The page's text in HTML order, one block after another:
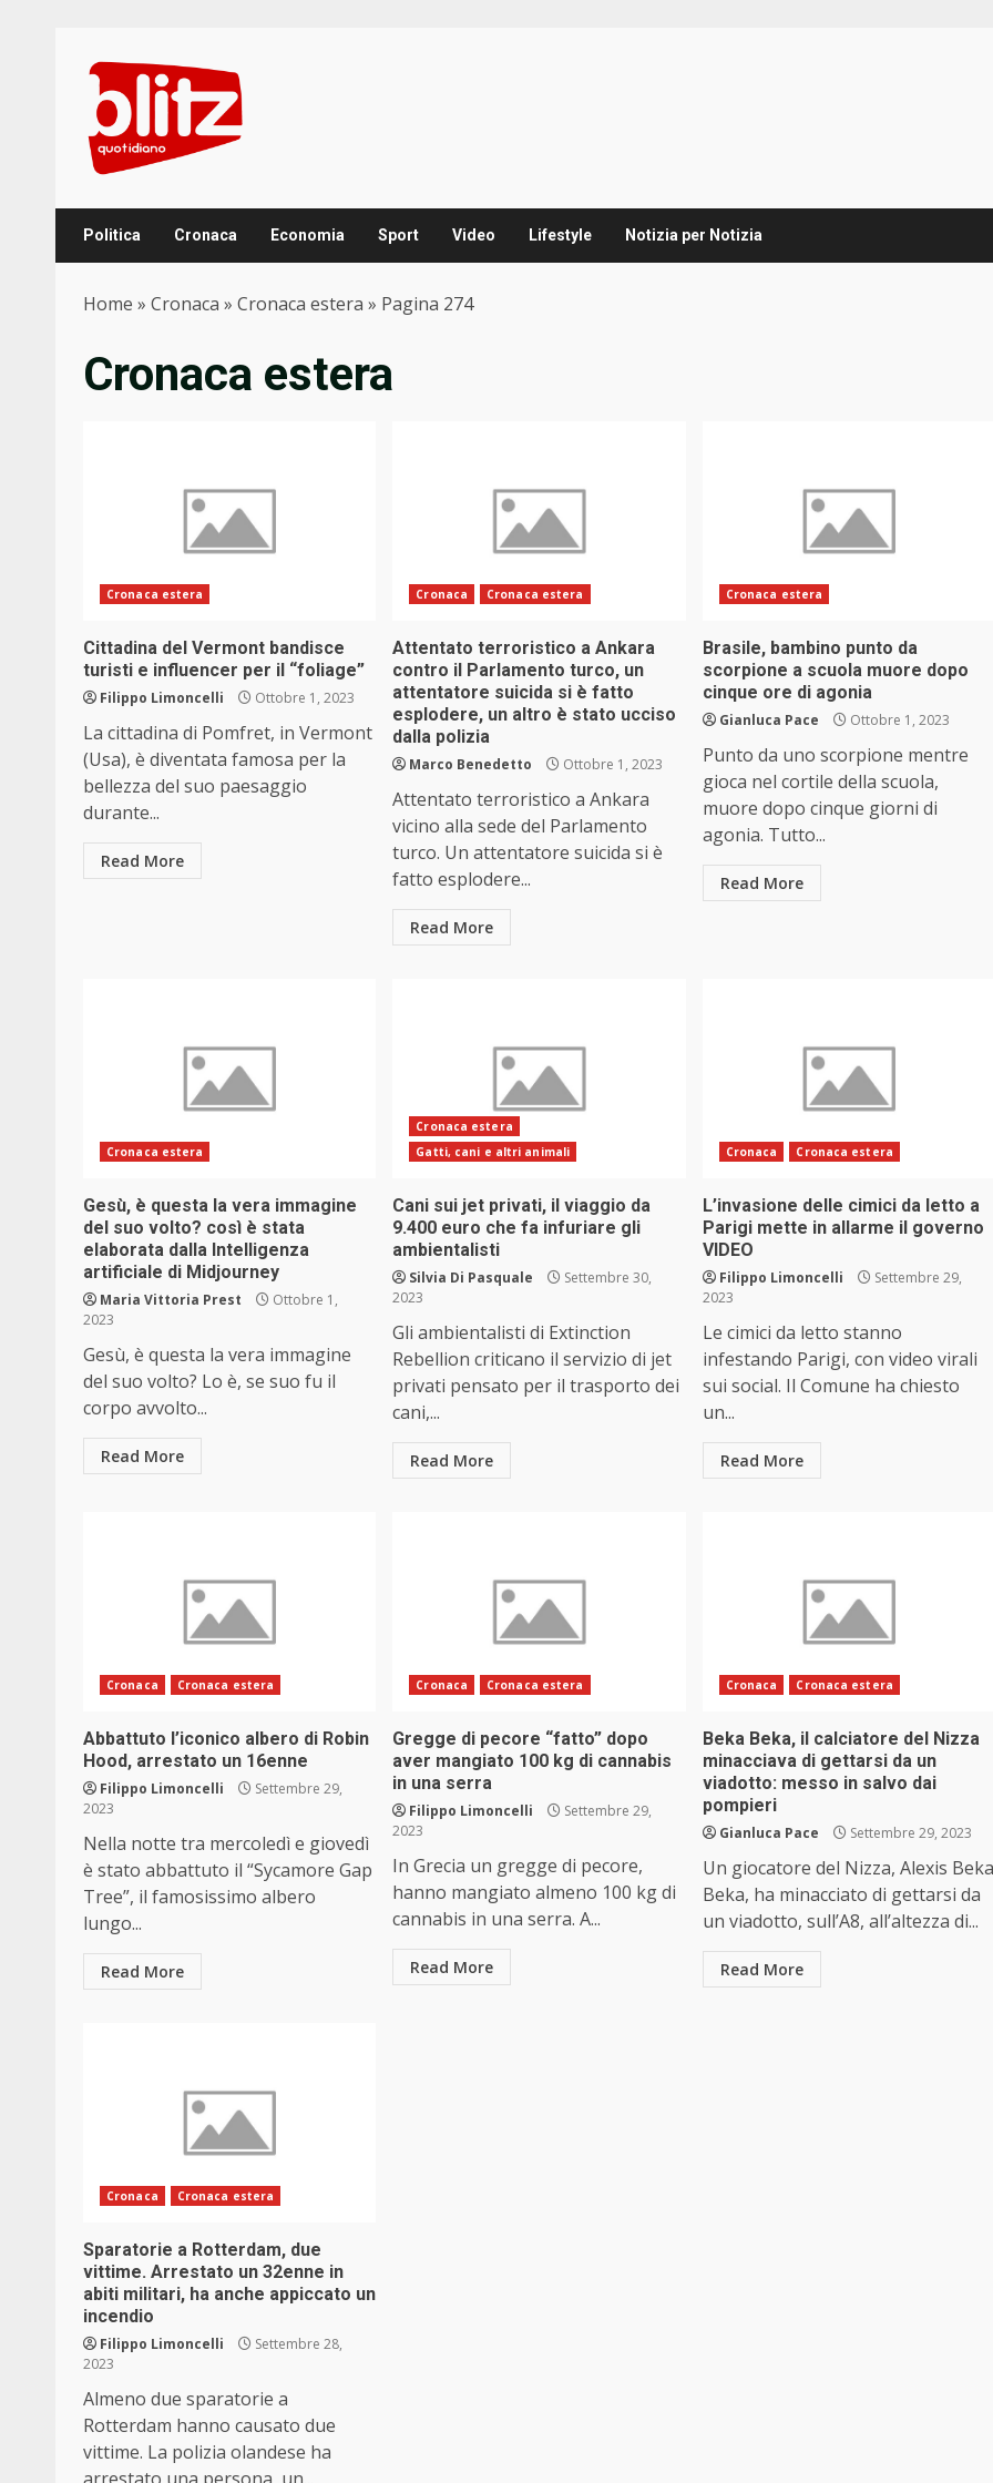
content
Politica Cronaca Economia Sport Video Lifestyle Notizia per Notizia
Home » Cronaca » Cronaca estera » Pagina 274
Cronaca estera
Cronaca estera
Cittadina del Vermont bandisce
turisti e influencer per il “foliage”
Filippo Limoncelli Ottobre 1, 2023
La cittadina di Pomfret, in Vermont
(Usa), è diventata famosa per la
bellezza del suo paesaggio
durante...
Read More
Cronaca Cronaca estera
Attentato terroristico a Ankara
contro il Parlamento turco, un
attentatore suicida si è fatto
esplodere, un altro è stato ucciso
dalla polizia
Marco Benedetto Ottobre 1, 2023
Attentato terroristico a Ankara
vicino alla sede del Parlamento
turco. Un attentatore suicida si è
fatto esplodere...
Read More
Cronaca estera
Brasile, bambino punto da
scorpione a scuola muore dopo
cinque ore di agonia
Gianluca Pace Ottobre 1, 2023
Punto da uno scorpione mentre
gioca nel cortile della scuola,
muore dopo cinque giorni di
agonia. Tutto...
Read More
Cronaca estera
Gesù, è questa la vera immagine
del suo volto? così è stata
elaborata dalla Intelligenza
artificiale di Midjourney
Maria Vittoria Prest
Ottobre 1,
2023
Gesù, è questa la vera immagine
del suo volto? Lo è, se suo fu il
corpo avvolto...
Read More
Cronaca estera
Gatti, cani e altri animali
Cani sui jet privati, il viaggio da
9.400 euro che fa infuriare gli
ambientalisti
Silvia Di Pasquale
Settembre 30,
2023
Gli ambientalisti di Extinction
Rebellion criticano il servizio di jet
privati pensato per il trasporto dei
cani,...
Read More
Cronaca Cronaca estera
L’invasione delle cimici da letto a
Parigi mette in allarme il governo
VIDEO
Filippo Limoncelli
Settembre 29,
2023
Le cimici da letto stanno
infestando Parigi, con video virali
sui social. Il Comune ha chiesto
un...
Read More
Cronaca Cronaca estera
Abbattuto l’iconico albero di Robin
Hood, arrestato un 16enne
Filippo Limoncelli
Settembre 29,
2023
Nella notte tra mercoledì e giovedì
è stato abbattuto il “Sycamore Gap
Tree”, il famosissimo albero
lungo...
Read More
Cronaca Cronaca estera
Gregge di pecore “fatto” dopo
aver mangiato 100 kg di cannabis
in una serra
Filippo Limoncelli
Settembre 29,
2023
In Grecia un gregge di pecore,
hanno mangiato almeno 100 kg di
cannabis in una serra. A...
Read More
Cronaca Cronaca estera
Beka Beka, il calciatore del Nizza
minacciava di gettarsi da un
viadotto: messo in salvo dai
pompieri
Gianluca Pace Settembre 29, 2023
Un giocatore del Nizza, Alexis Beka
Beka, ha minacciato di gettarsi da
un viadotto, sull’A8, all’altezza di...
Read More
Cronaca Cronaca estera
Sparatorie a Rotterdam, due
vittime. Arrestato un 32enne in
abiti militari, ha anche appiccato un
incendio
Filippo Limoncelli
Settembre 28,
2023
Almeno due sparatorie a
Rotterdam hanno causato due
vittime. La polizia olandese ha